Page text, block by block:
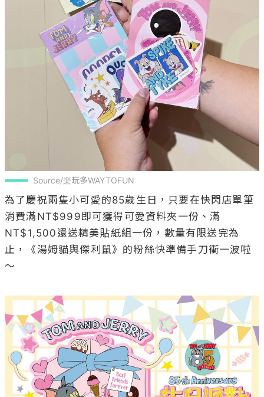
Source/楽玩多WAYTOFUN
為了慶祝兩隻小可愛的85歲生日，只要在快閃店單筆
消費滿NT$999即可獲得可愛資料夾一份、滿
NT$1,500還送精美貼紙組一份，數量有限送完為
止，《湯姆貓與傑利鼠》的粉絲快準備手刀衝一波啦
～